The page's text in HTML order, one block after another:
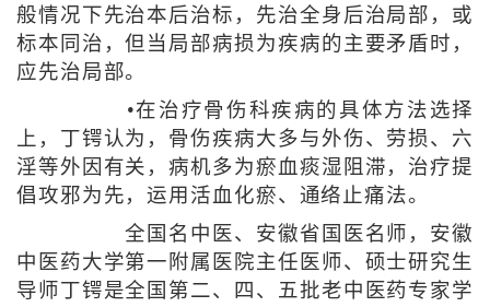
般情况下先治本后治标，先治全身后治局部，或
标本同治，但当局部病损为疾病的主要矛盾时，
应先治局部。
•在治疗骨伤科疾病的具体方法选择
上，丁锷认为，骨伤疾病大多与外伤、劳损、六
淫等外因有关，病机多为瘀血痰湿阻滞，治疗提
倡攻邪为先，运用活血化瘀、通络止痛法。
全国名中医、安徽省国医名师，安徽
中医药大学第一附属医院主任医师、硕士研究生
导师丁锷是全国第二、四、五批老中医药专家学